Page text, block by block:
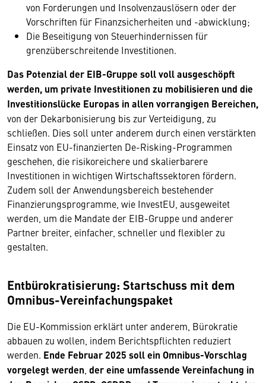
von Forderungen und Insolvenzauslösern oder der
Vorschriften für Finanzsicherheiten und -abwicklung;
Die Beseitigung von Steuerhindernissen für
grenzüberschreitende Investitionen.
Das Potenzial der EIB-Gruppe soll voll ausgeschöpft
werden, um private Investitionen zu mobilisieren und die
Investitionslücke Europas in allen vorrangigen Bereichen,
von der Dekarbonisierung bis zur Verteidigung, zu
schließen. Dies soll unter anderem durch einen verstärkten
Einsatz von EU-finanzierten De-Risking-Programmen
geschehen, die risikoreichere und skalierbarere
Investitionen in wichtigen Wirtschaftssektoren fördern.
Zudem soll der Anwendungsbereich bestehender
Finanzierungsprogramme, wie InvestEU, ausgeweitet
werden, um die Mandate der EIB-Gruppe und anderer
Partner breiter, einfacher, schneller und flexibler zu
gestalten.
Entbürokratisierung: Startschuss mit dem
Omnibus-Vereinfachungspaket
Die EU-Kommission erklärt unter anderem, Bürokratie
abbauen zu wollen, indem Berichtspflichten reduziert
werden. Ende Februar 2025 soll ein Omnibus-Vorschlag
vorgelegt werden der eine umfassende Vereinfachung in